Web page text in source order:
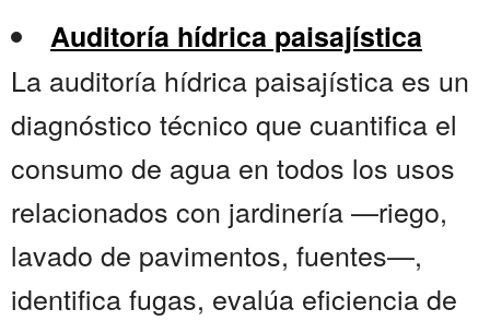
Auditoría hídrica paisajística
La auditoría hídrica paisajística es un
diagnóstico técnico que cuantifica el
consumo de agua en todos los usos
relacionados con jardinería —riego,
lavado de pavimentos, fuentes—,
identifica fugas, evalúa eficiencia de